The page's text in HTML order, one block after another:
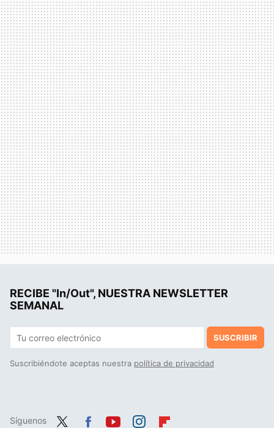
RECIBE "In/Out", NUESTRA NEWSLETTER
SEMANAL
SUSCRIBIR
Suscribiéndote aceptas nuestra política de privacidad
Síguenos